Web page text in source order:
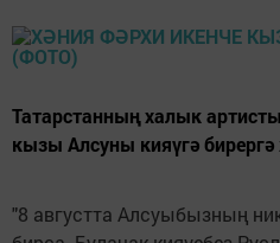
Татарстанның халык
кызы Алсуны кияүгә
"8 августта Алсуыбызның